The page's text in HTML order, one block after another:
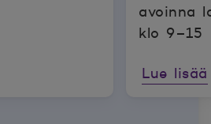
avoinna
klo 9–15
Lue lisää